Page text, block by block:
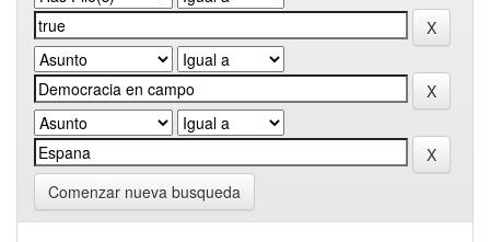
Comenzar nueva busqueda